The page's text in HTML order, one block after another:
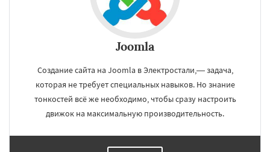
Joomla
Создание сайта на Joomla в Электростали,— задача,
которая не требует специальных навыков. Но знание
тонкостей всё же необходимо, чтобы сразу настроить
движок на максимальную производительность.